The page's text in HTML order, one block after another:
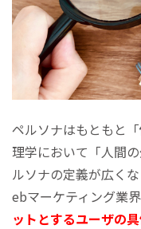
ペルソナはもともと「
理学において「人間
ルソナの定義が広く
ebマーケティング業
ットとするユーザの